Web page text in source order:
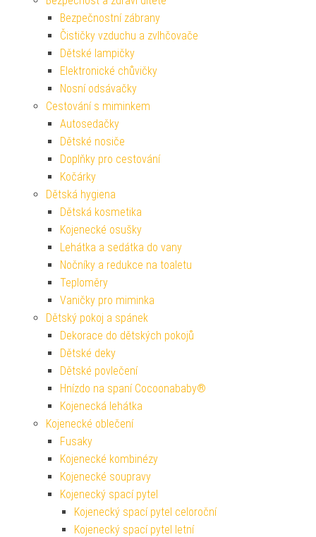
Bezpečnostní zábrany
Čističky vzduchu a zvlhčovače
Dětské lampičky
Elektronické chůvičky
Nosní odsávačky
Cestování s miminkem
Autosedačky
Dětské nosiče
Doplňky pro cestování
Kočárky
Dětská hygiena
Dětská kosmetika
Kojenecké osušky
Lehátka a sedátka do vany
Nočníky a redukce na toaletu
Teploměry
Vaničky pro miminka
Dětský pokoj a spánek
Dekorace do dětských pokojů
Dětské deky
Dětské povlečení
Hnízdo na spaní Cocoonababy®
Kojenecká lehátka
Kojenecké oblečení
Fusaky
Kojenecké kombinézy
Kojenecké soupravy
Kojenecký spací pytel
Kojenecký spací pytel celoroční
Kojenecký spací pytel letní